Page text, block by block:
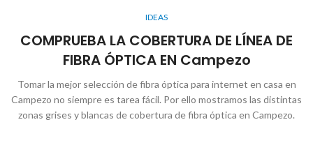
IDEAS
COMPRUEBA LA COBERTURA DE LÍNEA DE
FIBRA ÓPTICA EN Campezo
Tomar la mejor selección de fibra óptica para internet en casa en
Campezo no siempre es tarea fácil. Por ello mostramos las distintas
zonas grises y blancas de cobertura de fibra óptica en Campezo.